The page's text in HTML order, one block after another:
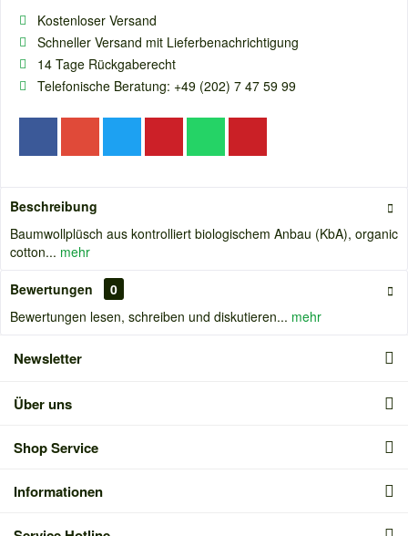
Kostenloser Versand
Schneller Versand mit Lieferbenachrichtigung
14 Tage Rückgaberecht
Telefonische Beratung: +49 (202) 7 47 59 99
Beschreibung
Baumwollplüsch aus kontrolliert biologischem Anbau (KbA), organic
cotton... mehr
Bewertungen
0
Bewertungen lesen, schreiben und diskutieren... mehr
Newsletter
Über uns
Shop Service
Informationen